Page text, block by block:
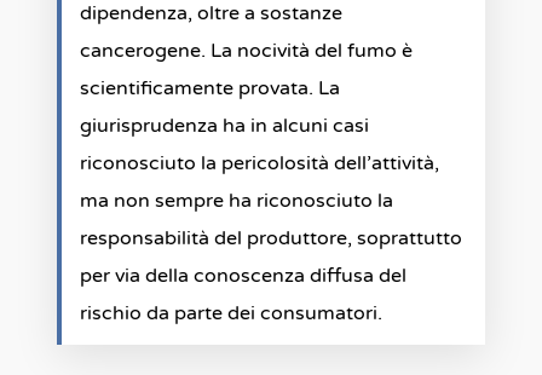
dipendenza, oltre a sostanze
cancerogene. La nocività del fumo è
scientificamente provata. La
giurisprudenza ha in alcuni casi
riconosciuto la pericolosità dell’attività,
ma non sempre ha riconosciuto la
responsabilità del produttore, soprattutto
per via della conoscenza diffusa del
rischio da parte dei consumatori.